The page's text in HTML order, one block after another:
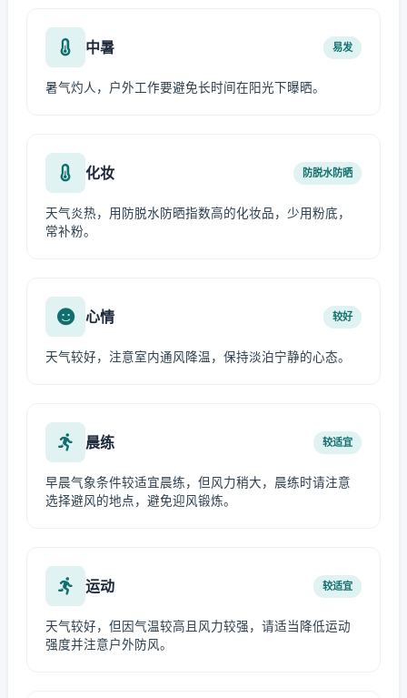
中暑 易发
暑气灼人，户外工作要避免长时间在阳光下曝晒。
化妆 防脱水防晒
天气炎热，用防脱水防晒指数高的化妆品，少用粉底，
常补粉。
心情 较好
天气较好，注意室内通风降温，保持淡泊宁静的心态。
晨练 较适宜
早晨气象条件较适宜晨练，但风力稍大，晨练时请注意
选择避风的地点，避免迎风锻炼。
运动 较适宜
天气较好，但因气温较高且风力较强，请适当降低运动
强度并注意户外防风。